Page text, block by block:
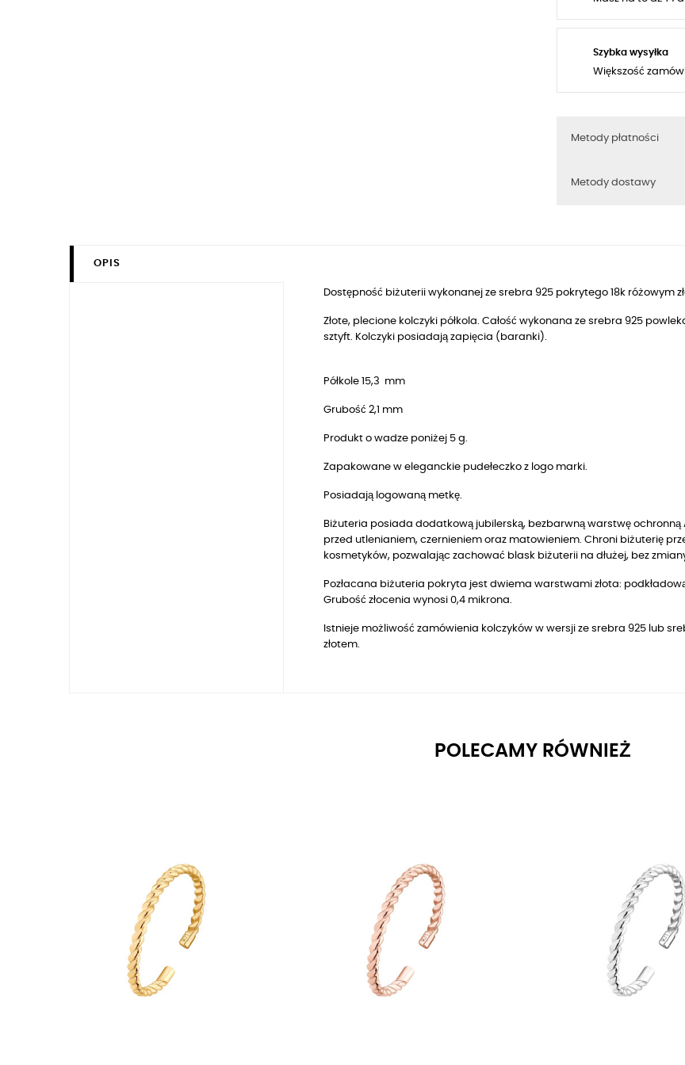
Szybka wysyłka
Większość
Metody płatności
Metody dostawy
OPIS
Dostępność biżuterii wykonanej ze srebra 925 pokrytego 18k różowym
Złote, plecione kolczyki półkola. Całość wykonana ze srebra 925
sztyft. Kolczyki posiadają zapięcia (baranki).
Półkole 15,3 mm
Grubość 2,1 mm
Produkt o wadze poniżej 5 g.
Zapakowane w eleganckie pudełeczko z logo marki.
Posiadają logowaną metkę.
Biżuteria posiada dodatkową jubilerską, bezbarwną warstwę ochronną
przed utlenianiem, czernieniem oraz matowieniem. Chroni biżuterię
kosmetyków, pozwalając zachować blask biżuterii na dłużej, bez
Pozłacana biżuteria pokryta jest dwiema warstwami złota:
Grubość złocenia wynosi 0,4 mikrona.
Istnieje możliwość zamówienia kolczyków w wersji ze srebra 925 lub
złotem.
POLECAMY RÓWNIEŻ